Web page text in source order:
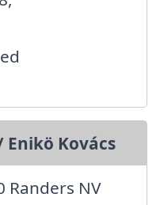
Enikö Kovács
Randers NV